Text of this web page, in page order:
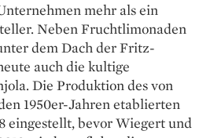
mehr als ein
Neben Fruchtlimonaden
dem Dach der Fritz-
auch die kultige
Die Produktion des von
1950er-Jahren etablierten
eingestellt, bevor Wiegert und